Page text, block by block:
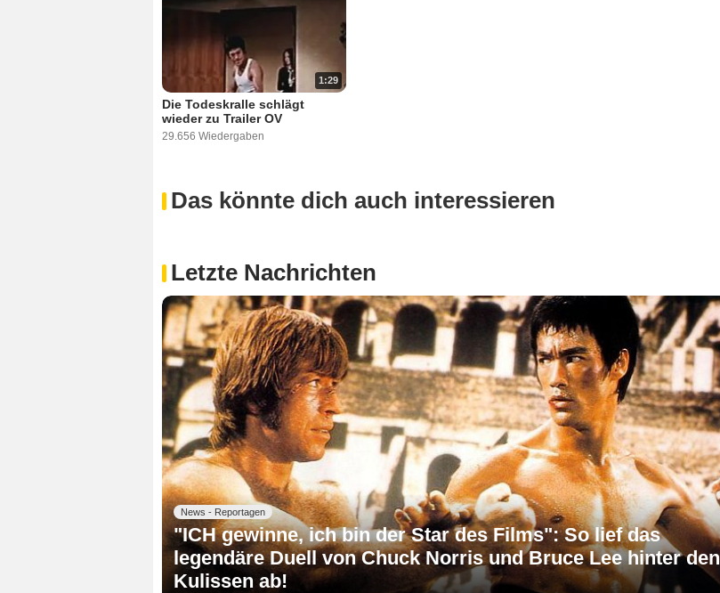
1:29
Die Todeskralle schlägt
wieder zu Trailer OV
29.656 Wiedergaben
Das könnte dich auch interessieren
Letzte Nachrichten
News - Reportagen
"ICH gewinne, ich bin der Star des Films": So lief das
legendäre Duell von Chuck Norris und Bruce Lee hinter den
Kulissen ab!